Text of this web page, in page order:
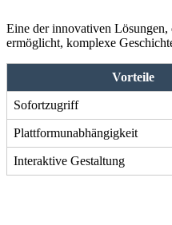
Eine der innovativen
ermöglicht, komplexe
Vorteile
Sofortzugriff
Plattformunabhängigkeit
Interaktive Gestaltung